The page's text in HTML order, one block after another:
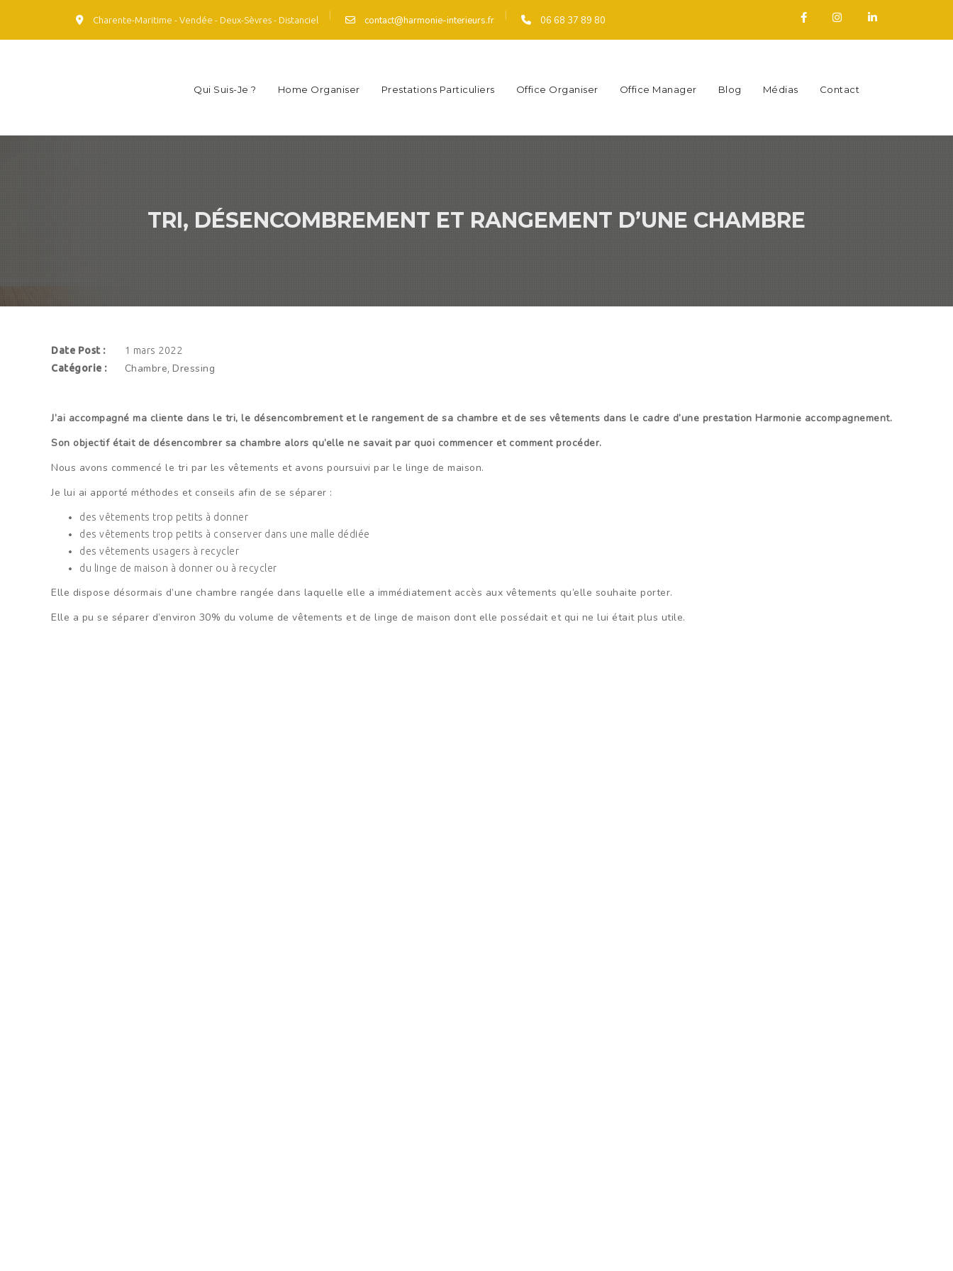
Charente-Maritime - Vendée - Deux-Sèvres - Distanciel | contact@harmonie-interieurs.fr | 06 68 37 89 80
Qui Suis-Je ? Home Organiser Prestations Particuliers Office Organiser Office Manager Blog Médias Contact
TRI, DÉSENCOMBREMENT ET RANGEMENT D’UNE CHAMBRE
Date Post :
1 mars 2022
Catégorie :
Chambre Dressing
J’ai accompagné ma cliente dans le tri, le désencombrement et le rangement de sa chambre et de ses vêtements dans le cadre d’une prestation Harmonie accompagnement.
Son objectif était de désencombrer sa chambre alors qu’elle ne savait par quoi commencer et comment procéder.
Nous avons commencé le tri par les vêtements et avons poursuivi par le linge de maison.
Je lui ai apporté méthodes et conseils afin de se séparer :
des vêtements trop petits à donner
des vêtements trop petits à conserver dans une malle dédiée
des vêtements usagers à recycler
du linge de maison à donner ou à recycler
Elle dispose désormais d’une chambre rangée dans laquelle elle a immédiatement accès aux vêtements qu’elle souhaite porter.
Elle a pu se séparer d’environ 30% du volume de vêtements et de linge de maison dont elle possédait et qui ne lui était plus utile.